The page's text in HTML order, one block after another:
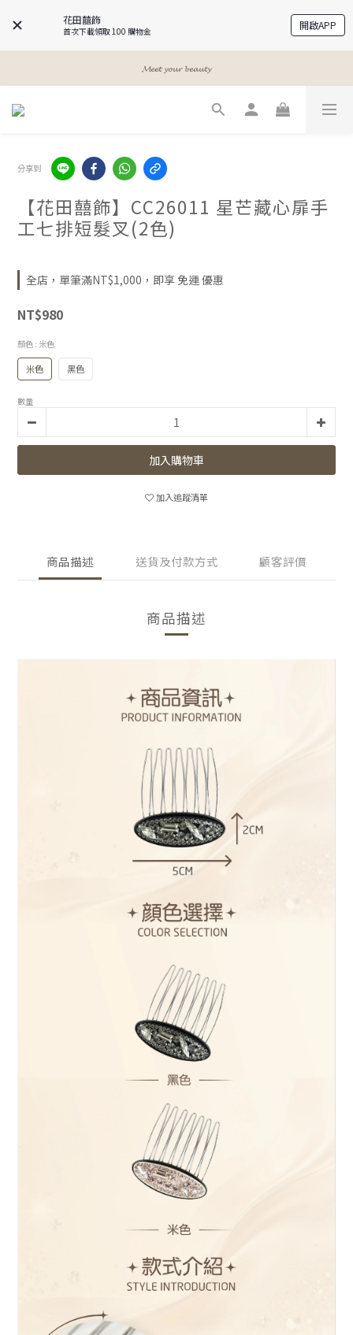
花田囍飾
首次下載領取 100 購物金 開啟APP
𝓐 𝓰𝓲𝓻𝓵𝓼 𝓫𝓮𝓼𝓽 𝓯𝓻𝓲𝓮𝓷𝓭𝓼
𝓐 𝓰𝓲𝓻𝓵𝓼 𝓫𝓮𝓼𝓽 𝓯𝓻𝓲𝓮𝓷𝓭𝓼
𝓜𝓮𝓮𝓽 𝔂𝓸𝓾𝓻 𝓫𝓮𝓪𝓾𝓽𝔂
𝓐 𝓰𝓲𝓻𝓵𝓼 𝓫𝓮𝓼𝓽 𝓯𝓻𝓲𝓮𝓷𝓭𝓼
分享到
【花田囍飾】CC26011 星芒藏心扉手
工七排短髮叉(2色)
全店，單筆滿NT$1,000，即享 免運 優惠
NT$980
顏色 : 米色
米色 黑色
數量
加入購物車
加入追蹤清單
商品描述 送貨及付款方式 顧客評價
商品描述